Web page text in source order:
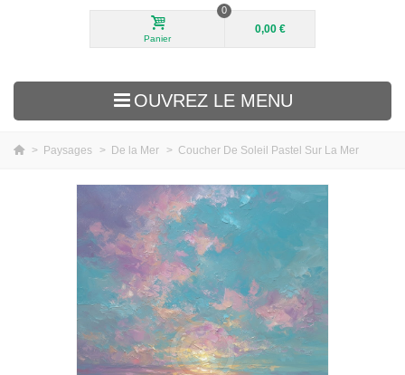
Panier
0
0,00 €
OUVREZ LE MENU
> Paysages > De la Mer > Coucher De Soleil Pastel Sur La Mer